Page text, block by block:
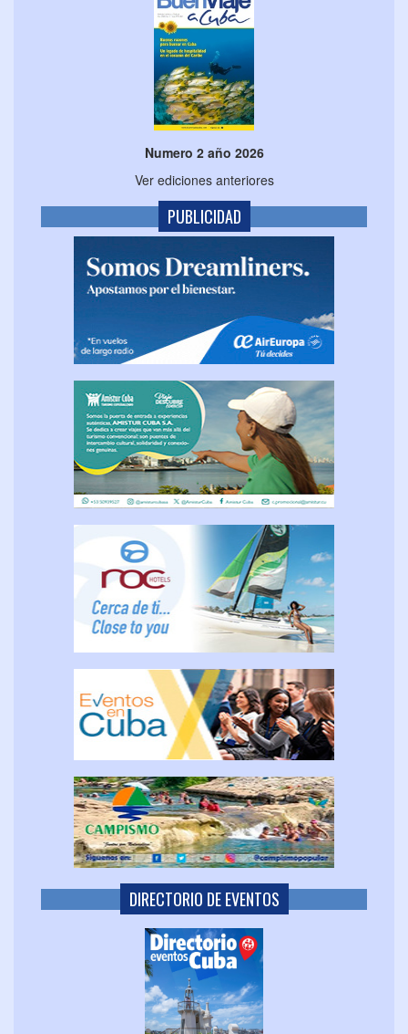
Numero 2 año 2026
Ver ediciones anteriores
PUBLICIDAD
DIRECTORIO DE EVENTOS